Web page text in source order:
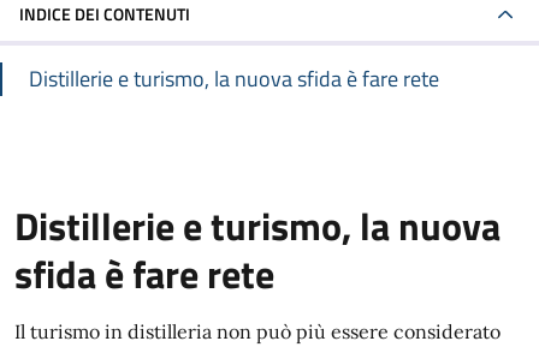
INDICE DEI CONTENUTI
Distillerie e turismo, la nuova sfida è fare rete
Distillerie e turismo, la nuova
sfida è fare rete
Il turismo in distilleria non può più essere considerato